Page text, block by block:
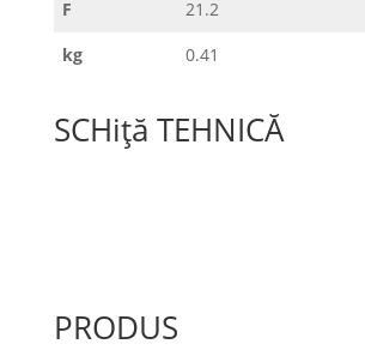
F
21.2
kg
0.41
SCHiță TEHNICĂ
PRODUS